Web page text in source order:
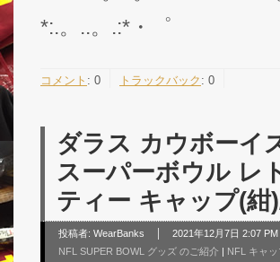
*:.。..。.:*・゜
コメント : 0 トラックバック : 0
ダラス カウボーイ
スーパーボウル レ
ティー キャップ(
投稿者: WearBanks
2021年12月7日 2:07 PM
NFL SUPER BOWL グッズ のご紹介 | NFL キャ